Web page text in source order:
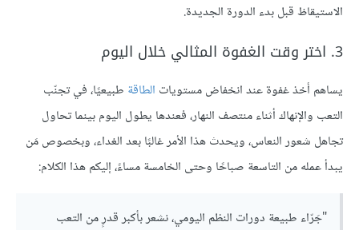
الاستيقاظ قبل بدء الدورة الجديدة.
3. اختر وقت الغفوة المثالي خلال اليوم
يساهم أخذ غفوة عند انخفاض مستويات الطاقة طبيعيًا، في تجنّب
التعب والإنهاك أثناء منتصف النهار، فعندها يطول اليوم بينما تحاول
تجاهل شعور النعاس، ويحدث هذا الأمر غالبًا بعد الغداء، وبخصوص مَن
يبدأ عمله من التاسعة صباحًا وحتى الخامسة مساءً، إليكم هذا الكلام:
"جَرّاء طبيعة دورات النظم اليومي، نشعر بأكبر قدرٍ من التعب